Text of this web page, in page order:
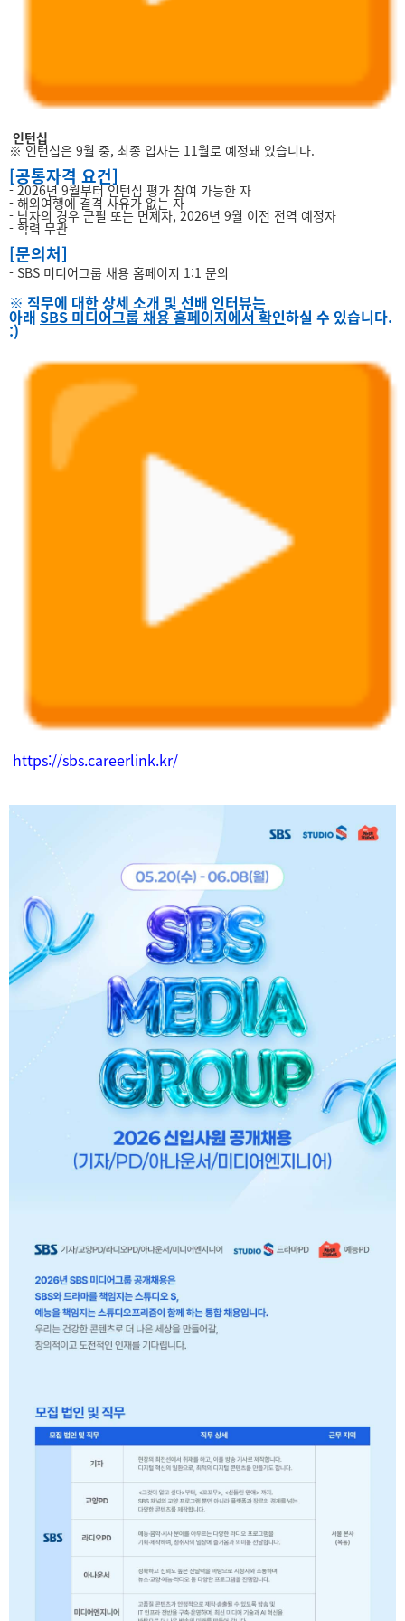
인턴십
※ 인턴십은 9월 중, 최종 입사는 11월로 예정돼 있습니다.
[공통자격 요건]
- 2026년 9월부터 인턴십 평가 참여 가능한 자
- 해외여행에 결격 사유가 없는 자
- 남자의 경우 군필 또는 면제자, 2026년 9월 이전 전역 예정자
- 학력 무관
[문의처]
- SBS 미디어그룹 채용 홈페이지 1:1 문의
※ 직무에 대한 상세 소개 및 선배 인터뷰는
아래SBS 미디어그룹 채용 홈페이지에서 확인하실 수 있습니다.
:)
https://sbs.careerlink.kr/